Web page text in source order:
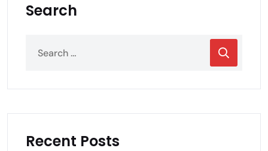
Search
Recent Posts